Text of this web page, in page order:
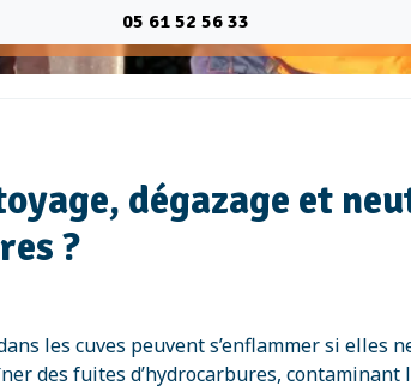
05 61 52 56 33
dégazage et
?
les cuves peuvent s’enflammer si elles
des fuites d’hydrocarbures,